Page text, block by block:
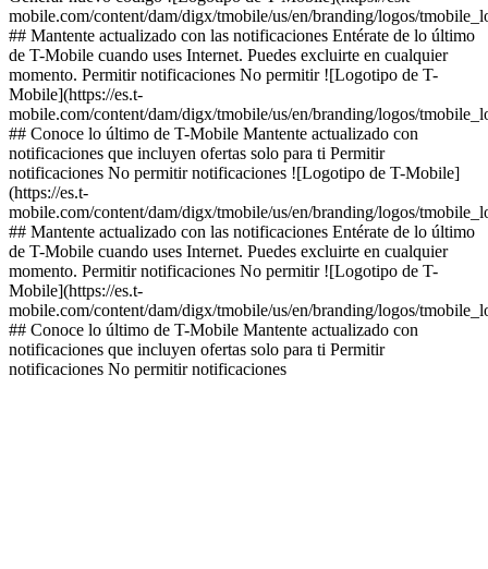
mobile.com/content/dam/digx/tmobile/us/en/branding/logos/
## Mantente actualizado con las notificaciones Entérate de lo último
de T-Mobile cuando uses Internet. Puedes excluirte en cualquier
momento. Permitir notificaciones No permitir ![Logotipo de T-
Mobile](https://es.t-
mobile.com/content/dam/digx/tmobile/us/en/branding/logos/
## Conoce lo último de T-Mobile Mantente actualizado con
notificaciones que incluyen ofertas solo para ti Permitir
notificaciones No permitir notificaciones ![Logotipo de T-Mobile]
(https://es.t-
mobile.com/content/dam/digx/tmobile/us/en/branding/logos/
## Mantente actualizado con las notificaciones Entérate de lo último
de T-Mobile cuando uses Internet. Puedes excluirte en cualquier
momento. Permitir notificaciones No permitir ![Logotipo de T-
Mobile](https://es.t-
mobile.com/content/dam/digx/tmobile/us/en/branding/logos/
## Conoce lo último de T-Mobile Mantente actualizado con
notificaciones que incluyen ofertas solo para ti Permitir
notificaciones No permitir notificaciones